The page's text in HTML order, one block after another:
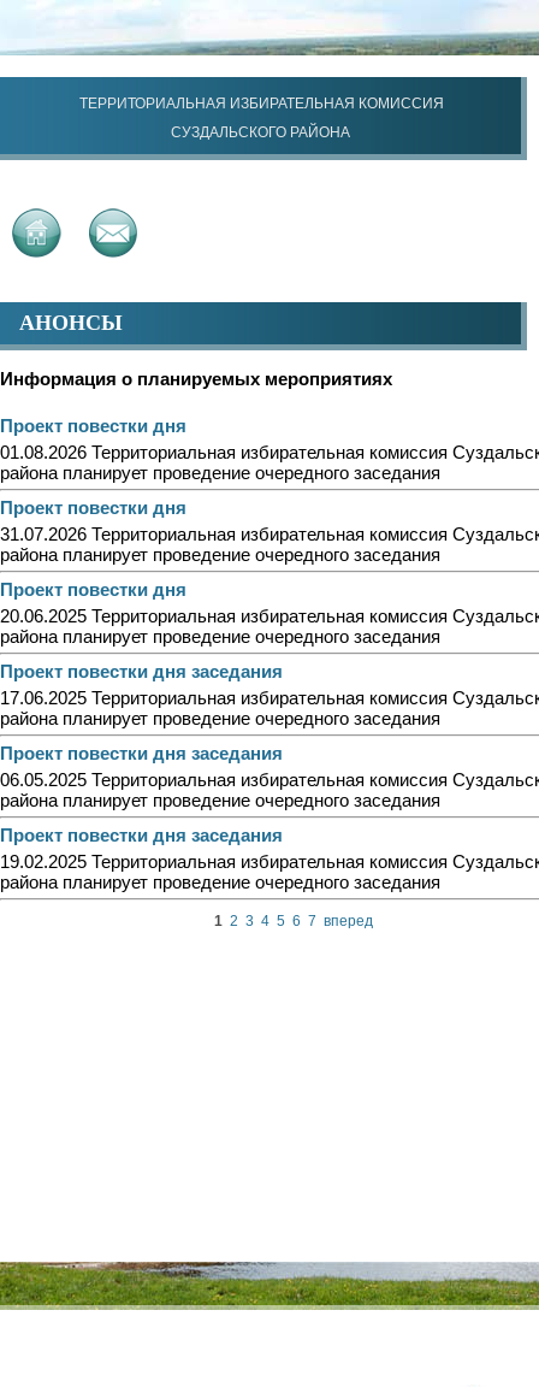
ТЕРРИТОРИАЛЬНАЯ ИЗБИРАТЕЛЬНАЯ КОМИССИЯ
СУЗДАЛЬСКОГО РАЙОНА
АНОНСЫ
Информация о планируемых мероприятиях
Проект повестки дня
01.08.2026 Территориальная избирательная комиссия
района планирует проведение очередного заседания
Проект повестки дня
31.07.2026 Территориальная избирательная комиссия
района планирует проведение очередного заседания
Проект повестки дня
20.06.2025 Территориальная избирательная комиссия
района планирует проведение очередного заседания
Проект повестки дня заседания
17.06.2025 Территориальная избирательная комиссия
района планирует проведение очередного заседания
Проект повестки дня заседания
06.05.2025 Территориальная избирательная комиссия
района планирует проведение очередного заседания
Проект повестки дня заседания
19.02.2025 Территориальная избирательная комиссия
района планирует проведение очередного заседания
1 2 3 4 5 6 7 вперед